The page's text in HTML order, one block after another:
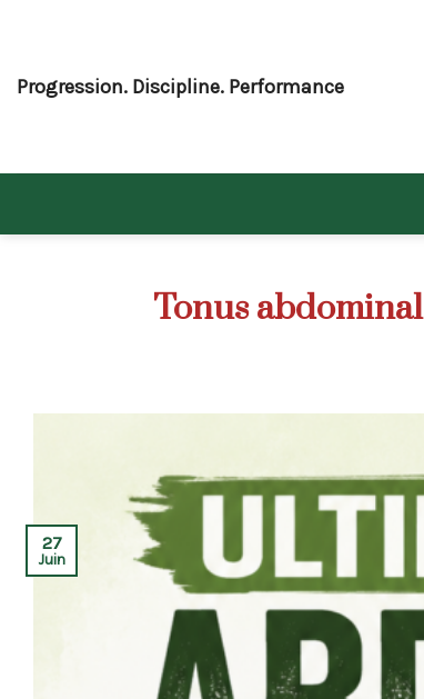
content
Progression. Discipline. Performance
Tonus
27
Juin